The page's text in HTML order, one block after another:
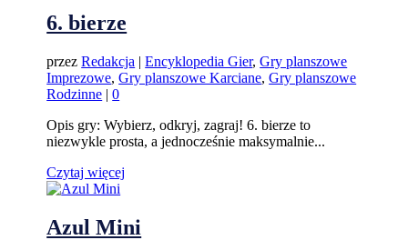
6. bierze
przezRedakcja |Encyklopedia Gier,Gry planszowe
Imprezowe,Gry planszowe Karciane,Gry planszowe
Rodzinne |0
Opis gry: Wybierz, odkryj, zagraj! 6. bierze to
niezwykle prosta, a jednocześnie maksymalnie...
Czytaj więcej
Azul Mini